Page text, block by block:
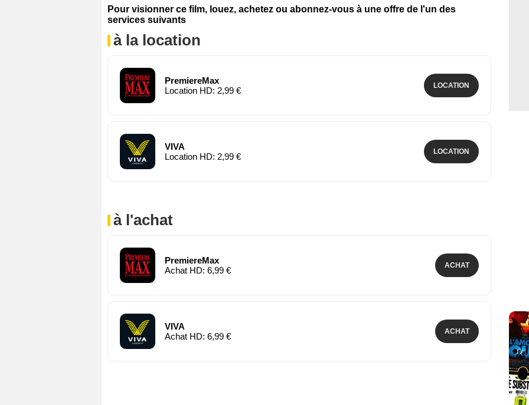
Pour visionner ce film, louez, achetez ou abonnez-vous à une offre de l'un des
services suivants
à la location
PremiereMax
Location HD: 2,99 €
LOCATION
VIVA
Location HD: 2,99 €
LOCATION
à l'achat
PremiereMax
Achat HD: 6,99 €
ACHAT
VIVA
Achat HD: 6,99 €
ACHAT